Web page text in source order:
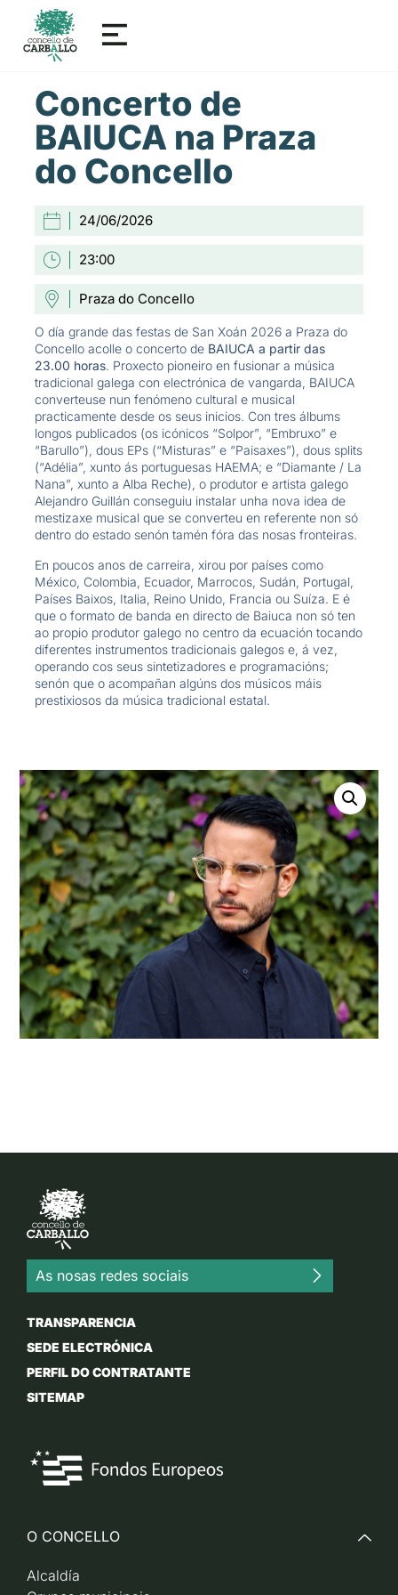
Concerto de
BAIUCA na Praza
do Concello
24/06/2026
23:00
Praza do Concello
O día grande das festas de San Xoán 2026 a Praza do
Concello acolle o concerto de BAIUCA a partir das
23.00 horas. Proxecto pioneiro en fusionar a música
tradicional galega con electrónica de vangarda, BAIUCA
converteuse nun fenómeno cultural e musical
practicamente desde os seus inicios. Con tres álbums
longos publicados (os icónicos “Solpor”, “Embruxo” e
“Barullo”), dous EPs (“Misturas” e “Paisaxes”), dous splits
(“Adélia”, xunto ás portuguesas HAEMA; e “Diamante / La
Nana”, xunto a Alba Reche), o produtor e artista galego
Alejandro Guillán conseguiu instalar unha nova idea de
mestizaxe musical que se converteu en referente non só
dentro do estado senón tamén fóra das nosas fronteiras.
En poucos anos de carreira, xirou por países como
México, Colombia, Ecuador, Marrocos, Sudán, Portugal,
Países Baixos, Italia, Reino Unido, Francia ou Suíza. E é
que o formato de banda en directo de Baiuca non só ten
ao propio produtor galego no centro da ecuación tocando
diferentes instrumentos tradicionais galegos e, á vez,
operando cos seus sintetizadores e programacións;
senón que o acompañan algúns dos músicos máis
prestixiosos da música tradicional estatal.
As nosas redes sociais
TRANSPARENCIA
SEDE ELECTRÓNICA
PERFIL DO CONTRATANTE
SITEMAP
O CONCELLO
Alcaldía